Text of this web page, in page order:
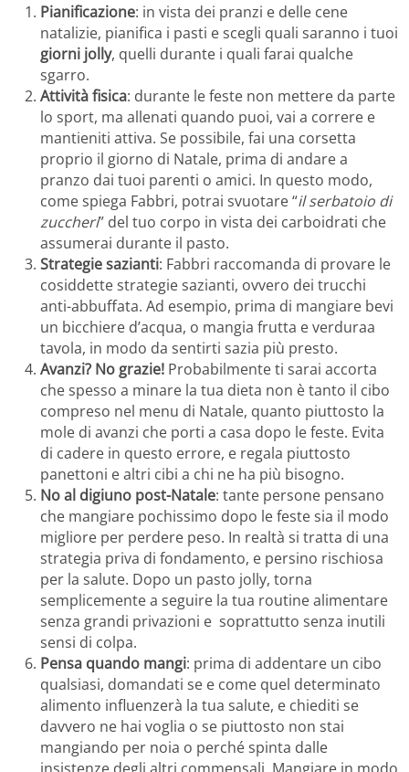
Pianificazione: in vista dei pranzi e delle cene
natalizie, pianifica i pasti e scegli quali saranno i tuoi
giorni jolly, quelli durante i quali farai qualche
sgarro.
Attività fisica: durante le feste non mettere da parte
lo sport, ma allenati quando puoi, vai a correre e
mantieniti attiva. Se possibile, fai una corsetta
proprio il giorno di Natale, prima di andare a
pranzo dai tuoi parenti o amici. In questo modo,
come spiega Fabbri, potrai svuotare “il serbatoio di
zuccheri” del tuo corpo in vista dei carboidrati che
assumerai durante il pasto.
Strategie sazianti: Fabbri raccomanda di provare le
cosiddette strategie sazianti, ovvero dei trucchi
anti-abbuffata. Ad esempio, prima di mangiare bevi
un bicchiere d’acqua, o mangia frutta e verduraa
tavola, in modo da sentirti sazia più presto.
Avanzi? No grazie! Probabilmente ti sarai accorta
che spesso a minare la tua dieta non è tanto il cibo
compreso nel menu di Natale, quanto piuttosto la
mole di avanzi che porti a casa dopo le feste. Evita
di cadere in questo errore, e regala piuttosto
panettoni e altri cibi a chi ne ha più bisogno.
No al digiuno post-Natale: tante persone pensano
che mangiare pochissimo dopo le feste sia il modo
migliore per perdere peso. In realtà si tratta di una
strategia priva di fondamento, e persino rischiosa
per la salute. Dopo un pasto jolly, torna
semplicemente a seguire la tua routine alimentare
senza grandi privazioni e soprattutto senza inutili
sensi di colpa.
Pensa quando mangi: prima di addentare un cibo
qualsiasi, domandati se e come quel determinato
alimento influenzerà la tua salute, e chiediti se
davvero ne hai voglia o se piuttosto non stai
mangiando per noia o perché spinta dalle